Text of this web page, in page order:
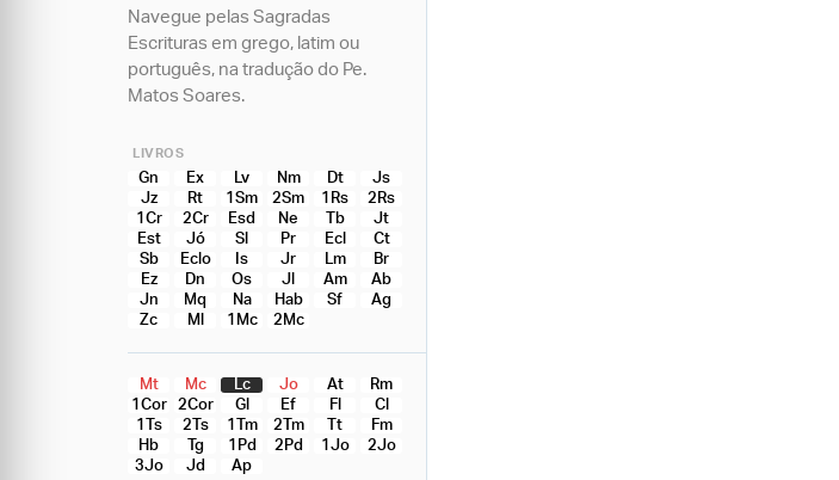
Navegue pelas Sagradas
Escrituras em grego, latim ou
português, na tradução do Pe.
Matos Soares.
LIVROS
Gn Ex Lv Nm Dt
Js
Jz
Rt 1Sm 2Sm 1Rs
2Rs
1Cr
2Cr Esd Ne Tb
Jt
Est
Jó Sl Pr Ecl
Ct
Sb
Eclo Is Jr Lm
Br
Ez
Dn Os Jl Am
Ab
Jn
Mq Na Hab Sf
Ag
Zc
Ml 1Mc 2Mc
Mt Mc Lc Jo At
Rm
1Cor
2Cor Gl Ef Fl
Cl
1Ts
2Ts 1Tm 2Tm Tt
Fm
Hb
Tg 1Pd 2Pd 1Jo
2Jo
3Jo
Jd Ap